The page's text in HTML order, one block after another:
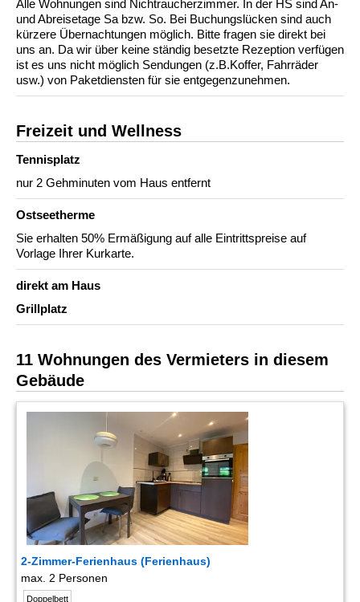
Alle Wohnungen sind Nichtraucherzimmer. In der HS sind An-
und Abreisetage Sa bzw. So. Bei Buchungslücken sind auch
kürzere Übernachtungen möglich. Bitte fragen sie direkt bei
uns an. Da wir über keine ständig besetzte Rezeption verfügen
ist es uns nicht möglich Sendungen (z.B.Koffer, Fahrräder
usw.) von Paketdiensten für sie entgegenzunehmen.
Freizeit und Wellness
Tennisplatz
nur 2 Gehminuten vom Haus entfernt
Ostseetherme
Sie erhalten 50% Ermäßigung auf alle Eintrittspreise auf
Vorlage Ihrer Kurkarte.
direkt am Haus
Grillplatz
11 Wohnungen des Vermieters in diesem
Gebäude
2-Zimmer-Ferienhaus (Ferienhaus)
max. 2 Personen
Doppelbett